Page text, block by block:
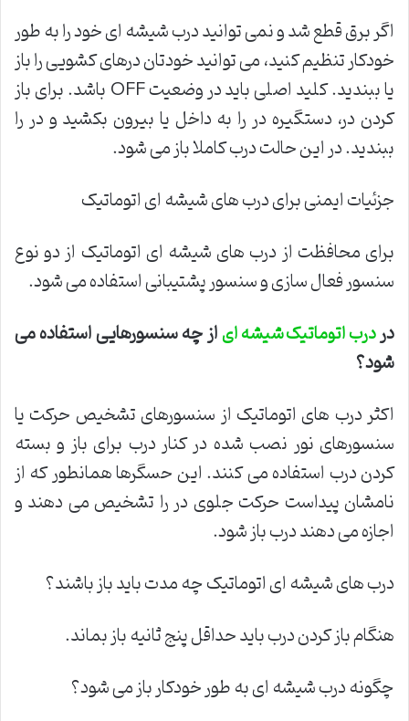
اگر برق قطع شد و نمی توانید درب شیشه ای خود را به طور
خودکار تنظیم کنید، می توانید خودتان درهای کشویی را باز
یا ببندید. کلید اصلی باید در وضعیت OFF باشد. برای باز
کردن در، دستگیره در را به داخل یا بیرون بکشید و در را
ببندید. در این حالت درب کاملا باز می شود.
جزئیات ایمنی برای درب های شیشه ای اتوماتیک
برای محافظت از درب های شیشه ای اتوماتیک از دو نوع
سنسور فعال سازی و سنسور پشتیبانی استفاده می شود.
دردرب اتوماتیک شیشه ایاز چه سنسورهایی استفاده می
شود؟
اکثر درب های اتوماتیک از سنسورهای تشخیص حرکت یا
سنسورهای نور نصب شده در کنار درب برای باز و بسته
کردن درب استفاده می کنند. این حسگرها همانطور که از
نامشان پیداست حرکت جلوی در را تشخیص می دهند و
اجازه می دهند درب باز شود.
درب های شیشه ای اتوماتیک چه مدت باید باز باشند؟
هنگام باز کردن درب باید حداقل پنج ثانیه باز بماند.
چگونه درب شیشه ای به طور خودکار باز می شود؟